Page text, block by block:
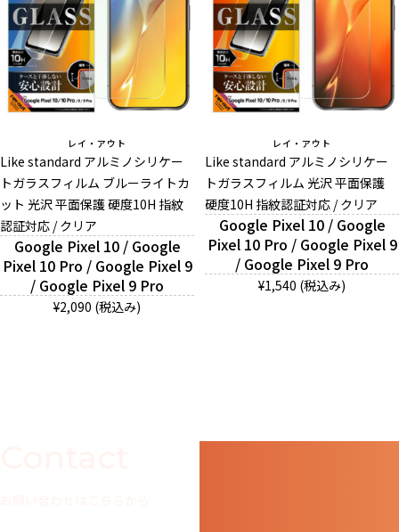
レイ・アウト
Like standard アルミノシリケー
トガラスフィルム ブルーライトカ
ット 光沢 平面保護 硬度10H 指紋
認証対応 / クリア
Google Pixel 10 / Google
Pixel 10 Pro / Google Pixel 9
/ Google Pixel 9 Pro
¥2,090 (税込み)
レイ・アウト
Like standard アルミノシリケー
トガラスフィルム 光沢 平面保護
硬度10H 指紋認証対応 / クリア
Google Pixel 10 / Google
Pixel 10 Pro / Google Pixel 9
/ Google Pixel 9 Pro
¥1,540 (税込み)